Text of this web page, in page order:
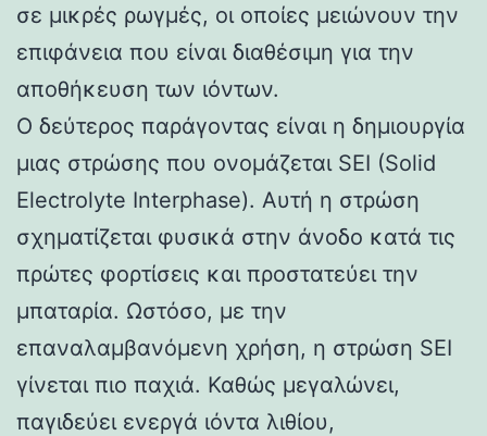
σε μικρές ρωγμές, οι οποίες μειώνουν την
επιφάνεια που είναι διαθέσιμη για την
αποθήκευση των ιόντων.
Ο δεύτερος παράγοντας είναι η δημιουργία
μιας στρώσης που ονομάζεται SEI (Solid
Electrolyte Interphase). Αυτή η στρώση
σχηματίζεται φυσικά στην άνοδο κατά τις
πρώτες φορτίσεις και προστατεύει την
μπαταρία. Ωστόσο, με την
επαναλαμβανόμενη χρήση, η στρώση SEI
γίνεται πιο παχιά. Καθώς μεγαλώνει,
παγιδεύει ενεργά ιόντα λιθίου,